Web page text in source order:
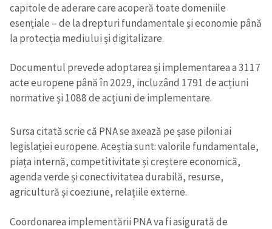
capitole de aderare care acoperă toate domeniile
esențiale – de la drepturi fundamentale și economie până
la protecția mediului și digitalizare.
Documentul prevede adoptarea și implementarea a 3117
acte europene până în 2029, incluzând 1791 de acțiuni
normative și 1088 de acțiuni de implementare.
Sursa citată scrie că PNA se axează pe șase piloni ai
legislației europene. Aceștia sunt: valorile fundamentale,
piața internă, competitivitate și creștere economică,
agenda verde și conectivitatea durabilă, resurse,
agricultură și coeziune, relațiile externe.
Coordonarea implementării PNA va fi asigurată de